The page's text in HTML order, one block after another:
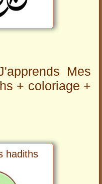
Mes
+ coloriage +
hadiths